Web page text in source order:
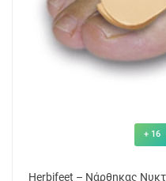
+ 16
Herbifeet – Νάρθηκας